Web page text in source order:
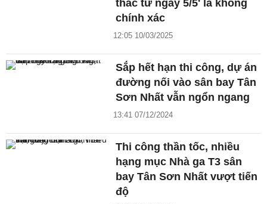
thác từ ngày 5/5' là không
chính xác
12:05 10/03/2025
Sắp hết hạn thi công, dự án
đường nối vào sân bay Tân
Sơn Nhất vẫn ngổn ngang
13:41 07/12/2024
Thi công thần tốc, nhiều
hạng mục Nhà ga T3 sân
bay Tân Sơn Nhất vượt tiến
độ